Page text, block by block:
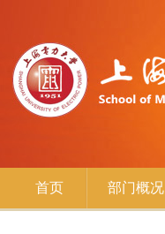
首页 部门概况